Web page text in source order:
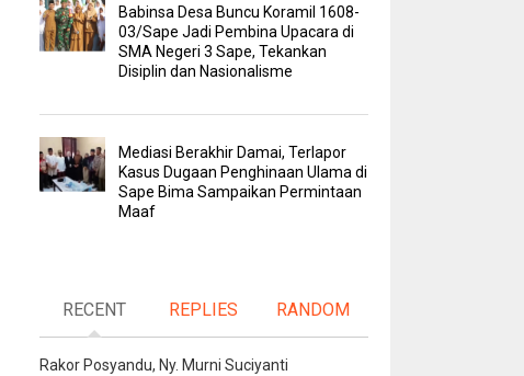
Babinsa Desa Buncu Koramil 1608-
03/Sape Jadi Pembina Upacara di
SMA Negeri 3 Sape, Tekankan
Disiplin dan Nasionalisme
Mediasi Berakhir Damai, Terlapor
Kasus Dugaan Penghinaan Ulama di
Sape Bima Sampaikan Permintaan
Maaf
RECENT REPLIES RANDOM
Rakor Posyandu, Ny. Murni Suciyanti